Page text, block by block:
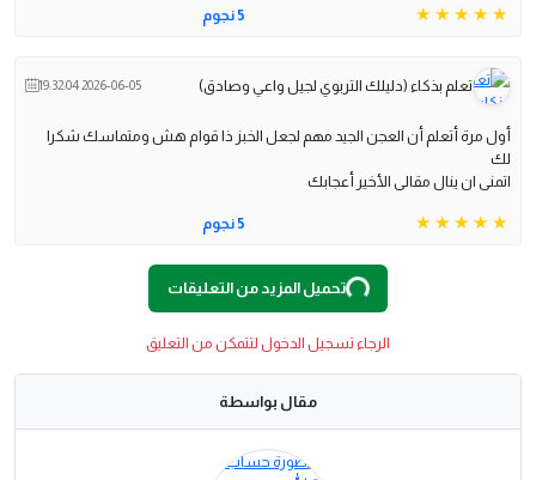
5 نجوم
تعلم بذكاء (دليلك التربوي لجيل واعي وصادق) 2026-06-05 19:32:04
أول مرة أتعلم أن العجن الجيد مهم لجعل الخبز ذا قوام هش ومتماسك شكرا
لك
اتمنى ان ينال مقالى الأخير أعجابك
5 نجوم
Loading
... تحميل المزيد من التعليقات
الرجاء تسجيل الدخول لتتمكن من التعليق
مقال بواسطة